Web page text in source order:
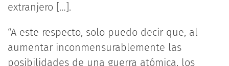
extranjero […].
“A este respecto, solo puedo decir que, al
aumentar inconmensurablemente las
posibilidades de una guerra atómica, los